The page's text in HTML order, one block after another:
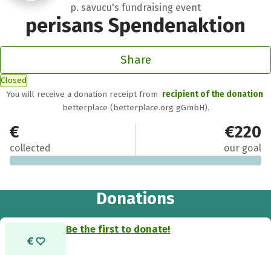
p. savucu's fundraising event
perisans Spendenaktion
Share
Closed
You will receive a donation receipt from recipient of the donation
betterplace (betterplace.org gGmbH).
€0
collected
€220
our goal
Donations
Be the first to donate!